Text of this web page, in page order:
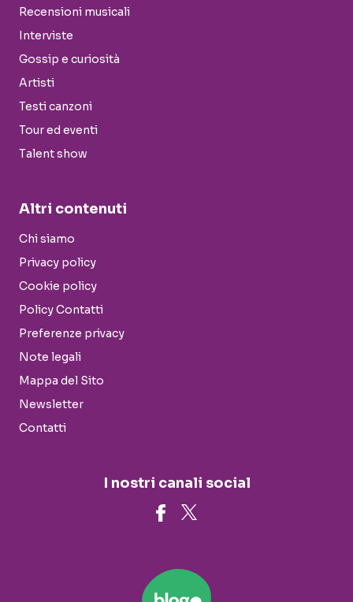
Recensioni musicali
Interviste
Gossip e curiosità
Artisti
Testi canzoni
Tour ed eventi
Talent show
Altri contenuti
Chi siamo
Privacy policy
Cookie policy
Policy Contatti
Preferenze privacy
Note legali
Mappa del Sito
Newsletter
Contatti
I nostri canali social